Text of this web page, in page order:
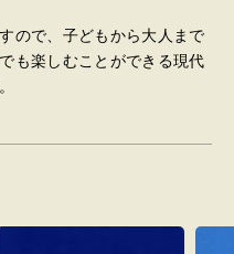
ので、子どもから大人まで
も楽しむことができる現代